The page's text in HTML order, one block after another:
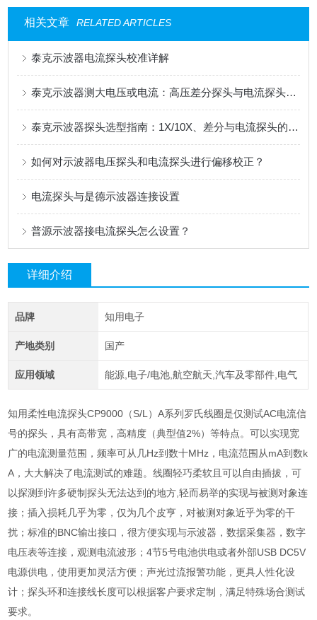
相关文章 RELATED ARTICLES
泰克示波器电流探头校准详解
泰克示波器测大电压或电流：高压差分探头与电流探头选配指南
泰克示波器探头选型指南：1X/10X、差分与电流探头的应用解析
如何对示波器电压探头和电流探头进行偏移校正？
电流探头与是德示波器连接设置
普源示波器接电流探头怎么设置？
详细介绍
品牌 知用电子
产地类别 国产
应用领域 能源,电子/电池,航空航天,汽车及零部件,电气
知用柔性电流探头CP9000（S/L）A系列罗氏线圈是仅测试AC电流信
号的探头，具有高带宽，高精度（典型值2%）等特点。可以实现宽
广的电流测量范围，频率可从几Hz到数十MHz，电流范围从mA到数k
A，大大解决了电流测试的难题。线圈轻巧柔软且可以自由插拔，可
以探测到许多硬制探头无法达到的地方,轻而易举的实现与被测对象连
接；插入损耗几乎为零，仅为几个皮亨，对被测对象近乎为零的干
扰；标准的BNC输出接口，很方便实现与示波器，数据采集器，数字
电压表等连接，观测电流波形；4节5号电池供电或者外部USB DC5V
电源供电，使用更加灵活方便；声光过流报警功能，更具人性化设
计；探头环和连接线长度可以根据客户要求定制，满足特殊场合测试
要求。